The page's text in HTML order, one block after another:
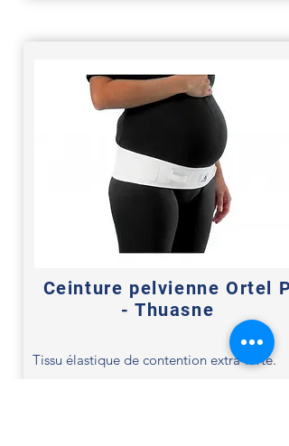
Ceinture pelvienne Ortel P
- Thuasne
Tissu élastique de contention extra-forte.